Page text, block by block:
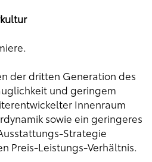
der dritten Generation des
und geringem
Innenraum
sowie ein geringeres
Strategie
Preis-Leistungs-Verhältnis.